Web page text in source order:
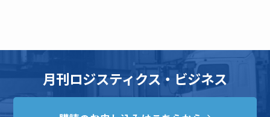
月刊ロジスティクス・ビジネス